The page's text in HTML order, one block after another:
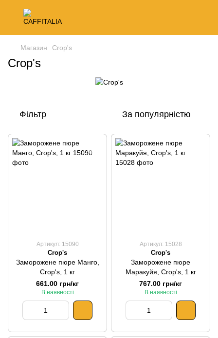
Магазин Crop's
Crop's
Фільтр За популярністю
Артикул: 15090
Crop's
Заморожене пюре Манго,
Crop's, 1 кг
661.00 грн/кг
В наявності
Артикул: 15028
Crop's
Заморожене пюре
Маракуйя, Crop's, 1 кг
767.00 грн/кг
В наявності